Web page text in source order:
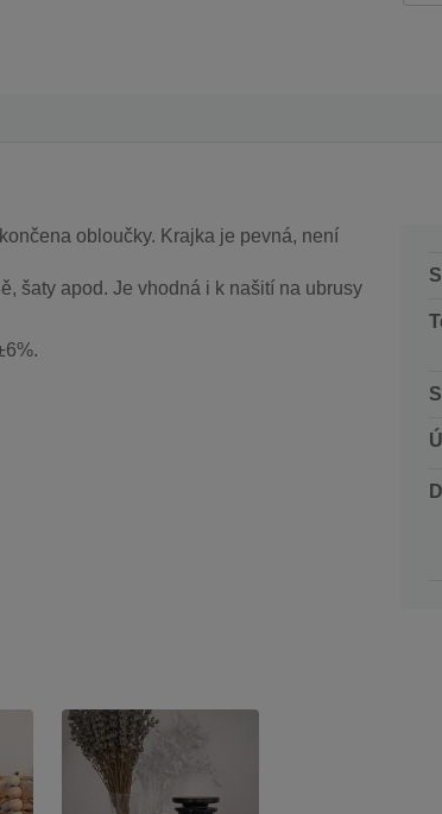
obloučky. Krajka je pevná, není
šaty apod. Je vhodná i k našití na ubrusy